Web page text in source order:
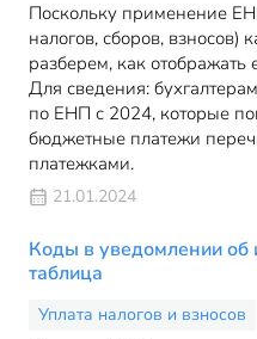
Поскольку применение
налогов, сборов, взносов)
разберем, как
Для сведения:
по ЕНП с 2024, которые
бюджетные платежи
платежками.
21.01.2024
Коды в уведомлении об
таблица
Уплата налогов и взносов